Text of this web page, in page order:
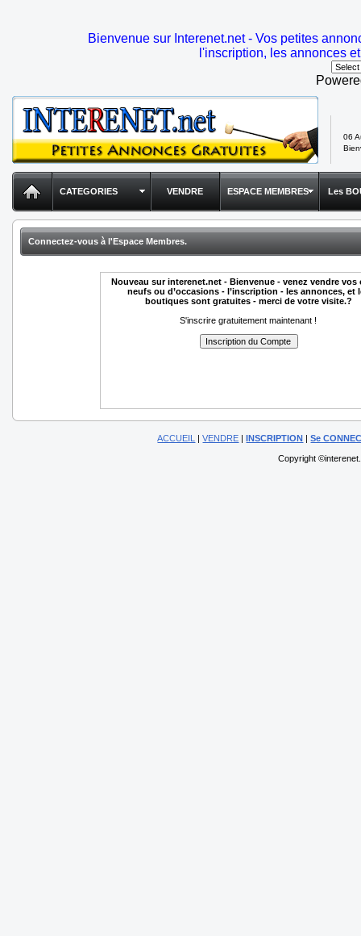
Bienvenue sur Interenet.net - Vos petites
l'inscription, les annonces
06
CATEGORIES VENDRE ESPACE MEMBRES Les
Connectez-vous à l'Espace Membres.
Nouveau sur interenet.net - Bienvenue - venez vendre vos
neufs ou d’occasions - l’inscription - les annonces, et
boutiques sont gratuites - merci de votre visite.?
S'inscrire gratuitement maintenant !
ACCUEIL |VENDRE |INSCRIPTION |Se
Copyright